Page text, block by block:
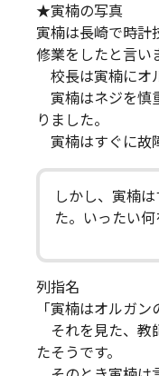
★寅楠の写真
寅楠は長崎で時計
修業をしたと言い
校長は寅楠にオ
寅楠はネジを慎
りました。
寅楠はすぐに故
しかし、寅楠
た。いったい
列指名
「寅楠はオルガン
それを見た、教
たそうです。